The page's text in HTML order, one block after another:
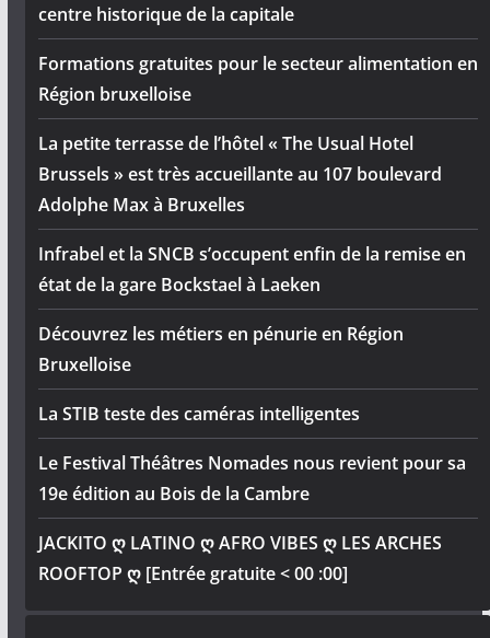
centre historique de la capitale
Formations gratuites pour le secteur alimentation en
Région bruxelloise
La petite terrasse de l’hôtel « The Usual Hotel
Brussels » est très accueillante au 107 boulevard
Adolphe Max à Bruxelles
Infrabel et la SNCB s’occupent enfin de la remise en
état de la gare Bockstael à Laeken
Découvrez les métiers en pénurie en Région
Bruxelloise
La STIB teste des caméras intelligentes
Le Festival Théâtres Nomades nous revient pour sa
19e édition au Bois de la Cambre
JACKITO ღ LATINO ღ AFRO VIBES ღ LES ARCHES
ROOFTOP ღ [Entrée gratuite < 00 :00]